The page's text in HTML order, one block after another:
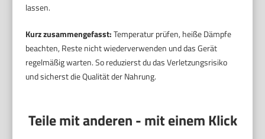
lassen.
Kurz zusammengefasst:Temperatur prüfen, heiße Dämpfe
beachten, Reste nicht wiederverwenden und das Gerät
regelmäßig warten. So reduzierst du das Verletzungsrisiko
und sicherst die Qualität der Nahrung.